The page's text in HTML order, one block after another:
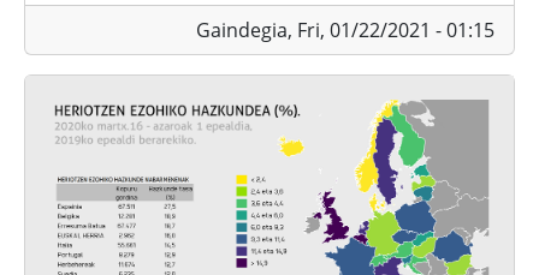
Gaindegia, Fri, 01/22/2021 - 01:15